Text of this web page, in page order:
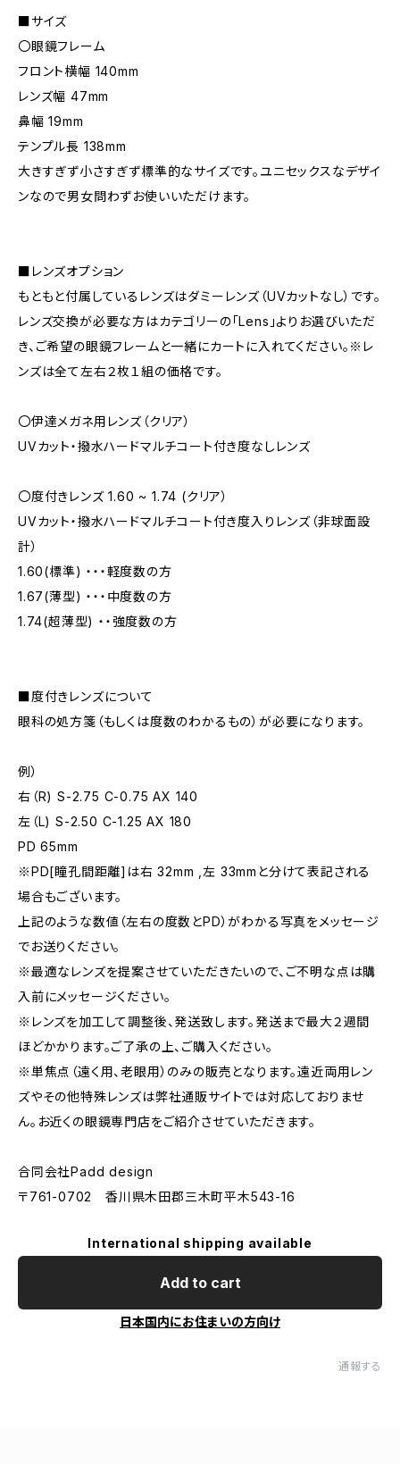
■サイズ
〇眼鏡フレーム
フロント横幅 140mm
レンズ幅 47mm
鼻幅 19mm
テンプル長 138mm
大きすぎず小さすぎず標準的なサイズです。ユニセックスなデザイ
ンなので男女問わずお使いいただけます。
■レンズオプション
もともと付属しているレンズはダミーレンズ（UVカットなし）です。
レンズ交換が必要な方はカテゴリーの「Lens」よりお選びいただ
き、ご希望の眼鏡フレームと一緒にカートに入れてください。※レ
ンズは全て左右２枚１組の価格です。
〇伊達メガネ用レンズ（クリア）
UVカット・撥水ハードマルチコート付き度なしレンズ
〇度付きレンズ 1.60 ~ 1.74 (クリア）
UVカット・撥水ハードマルチコート付き度入りレンズ（非球面設
計）
1.60(標準) ・・・軽度数の方
1.67(薄型) ・・・中度数の方
1.74(超薄型) ・・強度数の方
■度付きレンズについて
眼科の処方箋（もしくは度数のわかるもの）が必要になります。
例）
右（R) S-2.75 C-0.75 AX 140
左（L) S-2.50 C-1.25 AX 180
PD 65mm
※PD[瞳孔間距離]は右 32mm ,左 33mmと分けて表記される
場合もございます。
上記のような数値（左右の度数とPD）がわかる写真をメッセージ
でお送りください。
※最適なレンズを提案させていただきたいので、ご不明な点は購
入前にメッセージください。
※レンズを加工して調整後、発送致します。発送まで最大２週間
ほどかかります。ご了承の上、ご購入ください。
※単焦点（遠く用、老眼用）のみの販売となります。遠近両用レン
ズやその他特殊レンズは弊社通販サイトでは対応しておりませ
ん。お近くの眼鏡専門店をご紹介させていただきます。
合同会社Padd design
〒761-0702 香川県木田郡三木町平木543-16
International shipping available
Add to cart
日本国内にお住まいの方向け
通報する